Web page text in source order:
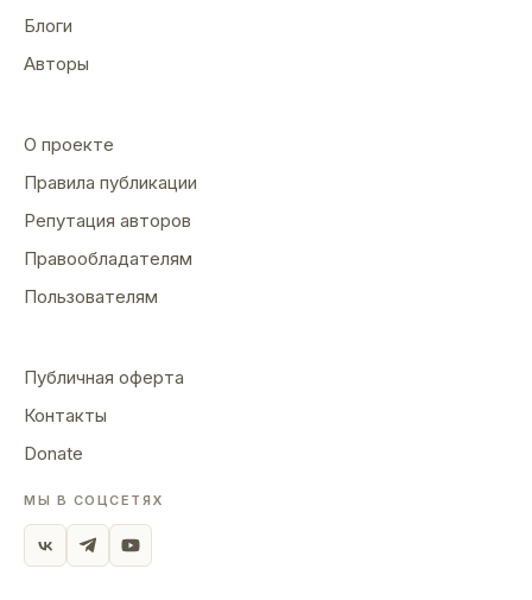
Блоги
Авторы
О проекте
Правила публикации
Репутация авторов
Правообладателям
Пользователям
Публичная оферта
Контакты
Donate
МЫ В СОЦСЕТЯХ